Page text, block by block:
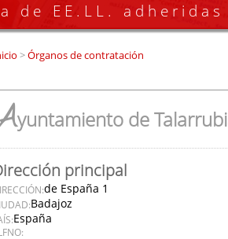
de EE.LL.
>Órganos de contratación
yuntamiento de
principal
de España 1
Badajoz
España